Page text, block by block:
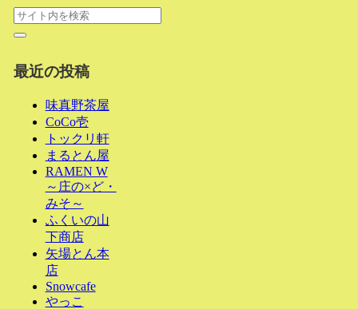
最近の投稿
味真野茶屋
CoCo壱
トックリ軒
まるとん屋
RAMEN W
～庄の×ど・
みそ～
ふくいの山
下商店
矢場とん本
店
Snowcafe
やっこ